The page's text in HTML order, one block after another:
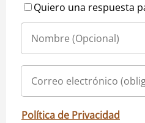
Quiero una respuesta
Política de Privacidad